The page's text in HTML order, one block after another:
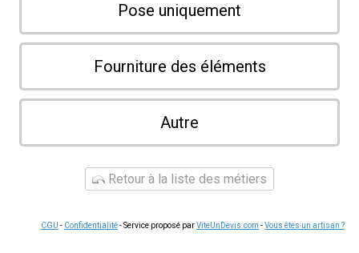
Pose uniquement
Fourniture des éléments
Autre
Retour à la liste des métiers
CGU - Confidentialité- Service proposé parViteUnDevis.com -Vous êtes un artisan ?